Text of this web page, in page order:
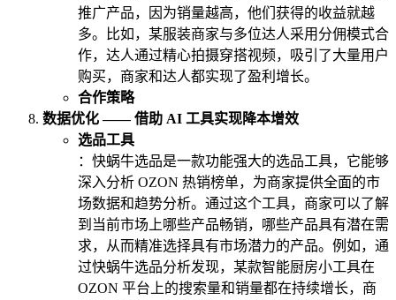
推广产品，因为销量越高，他们获得的收益就越
多。比如，某服装商家与多位达人采用分佣模式合
作，达人通过精心拍摄穿搭视频，吸引了大量用户
购买，商家和达人都实现了盈利增长。
合作策略
数据优化 —— 借助 AI 工具实现降本增效
选品工具
：快蜗牛选品是一款功能强大的选品工具，它能够
深入分析 OZON 热销榜单，为商家提供全面的市
场数据和趋势分析。通过这个工具，商家可以了解
到当前市场上哪些产品畅销，哪些产品具有潜在需
求，从而精准选择具有市场潜力的产品。例如，通
过快蜗牛选品分析发现，某款智能厨房小工具在
OZON 平台上的搜索量和销量都在持续增长，商